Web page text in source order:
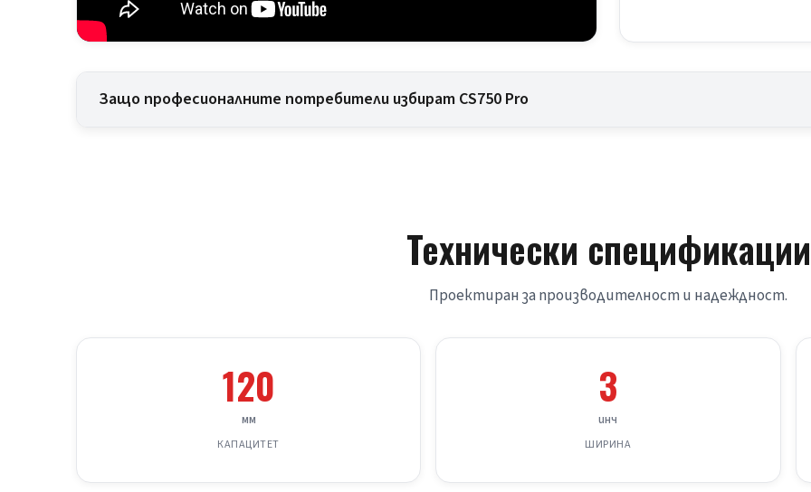
Защо професионалните потребители избират CS750 Pro
Технически спецификации
Проектиран за производителност и надеждност.
120
мм
КАПАЦИТЕТ
3
инч
ШИРИНА